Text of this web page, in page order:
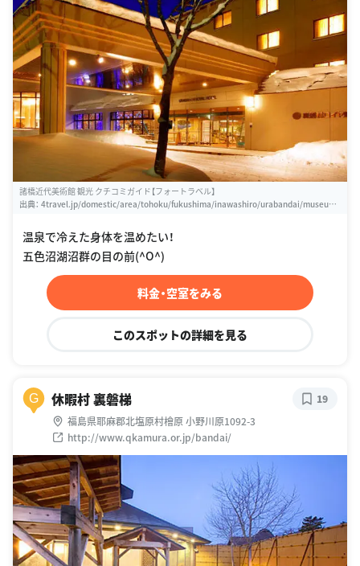
諸橋近代美術館 観光 クチコミガイド【フォートラベル】
出典： 4travel.jp/domestic/area/tohoku/fukushima/inawashiro/urabandai/museum/
温泉で冷えた身体を温めたい！
五色沼湖沼群の目の前(^O^)
料金・空室をみる
このスポットの詳細を見る
G 休暇村 裏磐梯
福島県耶麻郡北塩原村檜原 小野川原1092-3
http://www.qkamura.or.jp/bandai/
19